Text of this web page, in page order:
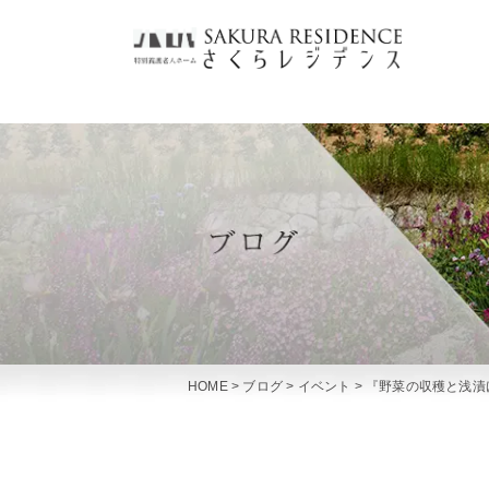
HOME> ブログ > イベント > 『野菜の収穫と浅